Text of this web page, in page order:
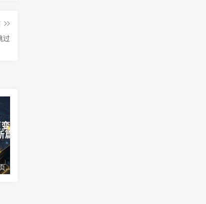
过
word文档怎么把两页变成一页;两页合为一：新篇崭现